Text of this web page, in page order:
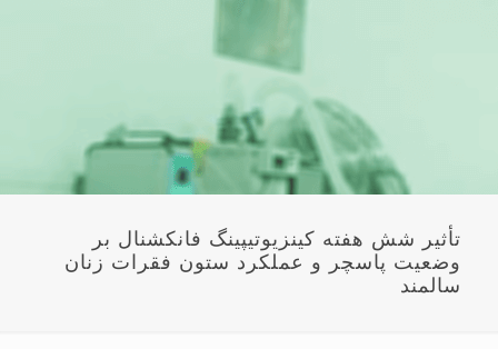
تأثیر شش هفته کینزیوتیپینگ فانکشنال بر
وضعیت پاسچر و عملکرد ستون فقرات زنان
سالمند